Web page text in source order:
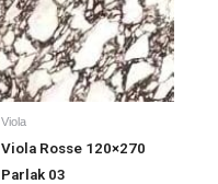
Viola
Viola Rosse 120×270
Parlak 03